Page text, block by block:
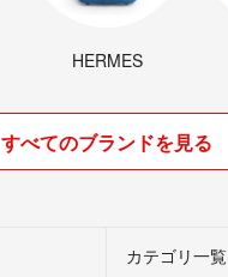
HERMES
すべてのブランドを見る
カテゴリ一覧